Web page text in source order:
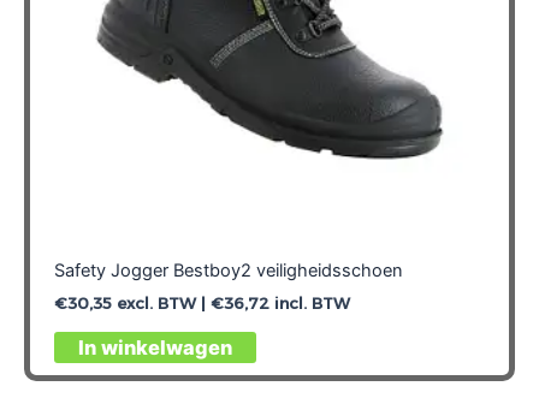
productpagina
Safety Jogger Bestboy2 veiligheidsschoen
€30,35excl. BTW | €36,72incl. BTW
In winkelwagen
Dit
product